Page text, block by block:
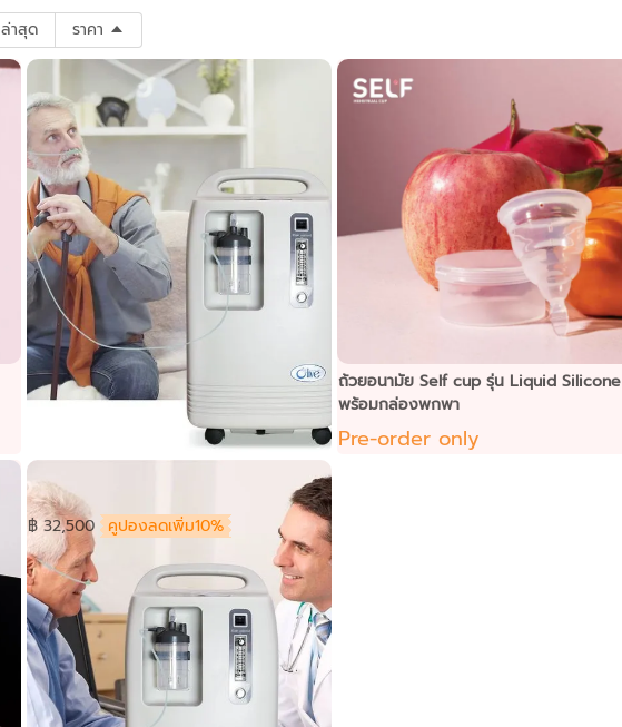
ล่าสุด ราคา
Olive เครื่องผลิตออกซิเจน ขนาด 10 ลิตร/
นาที รุ่น OLV 10S
฿ 32,500
คูปองลดเพิ่ม10%
ถ้วยอนามัย Self cup รุ่น Liquid Silicone
พร้อมกล่องพกพา
Pre-order only